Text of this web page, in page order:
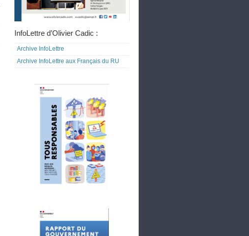
InfoLettre d’Olivier Cadic :
Archive InfoLettre
Archive InfoLettre aux Français du RU